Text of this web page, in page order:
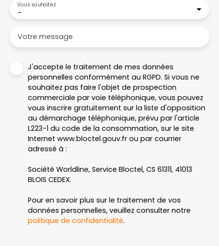
-
Vous souhaitez
Votre message
J'accepte le traitement de mes données
personnelles conformément au RGPD. Si vous ne
souhaitez pas faire l'objet de prospection
commerciale par voie téléphonique, vous pouvez
vous inscrire gratuitement sur la liste d'opposition
au démarchage téléphonique, prévu par l'article
L223-1 du code de la consommation, sur le site
Internet www.bloctel.gouv.fr ou par courrier
adressé à :
Société Worldline, Service Bloctel, CS 61311, 41013
BLOIS CEDEX.
Pour en savoir plus sur le traitement de vos
données personnelles, veuillez consulter notre
politique de confidentialité.